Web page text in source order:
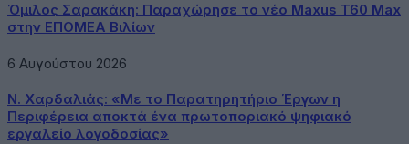
Όμιλος Σαρακάκη: Παραχώρησε το νέο Maxus T60 Max
στην ΕΠΟΜΕΑ Βιλίων
6 Αυγούστου 2026
Ν. Χαρδαλιάς: «Με το Παρατηρητήριο Έργων η
Περιφέρεια αποκτά ένα πρωτοποριακό ψηφιακό
εργαλείο λογοδοσίας»